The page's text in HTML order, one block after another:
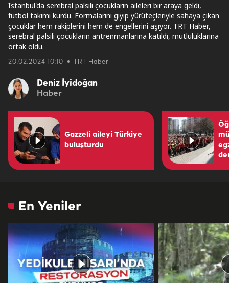
20.02.2024 10:10 TRT Haber
İstanbul'da serebral palsili çocukların aileleri bir araya geldi,
futbol takımı kurdu. Formalarını giyip yürüteçleriyle sahaya çıkan
çocuklar hem rakiplerini hem de engellerini aşıyor. TRT Haber,
serebral palsili çocukların antrenmanlarına katıldı, mutluluklarına
ortak oldu.
Deniz İyidoğan
Haber
Gazzeli aileyi Türkiye
buluşturdu
En Yeniler